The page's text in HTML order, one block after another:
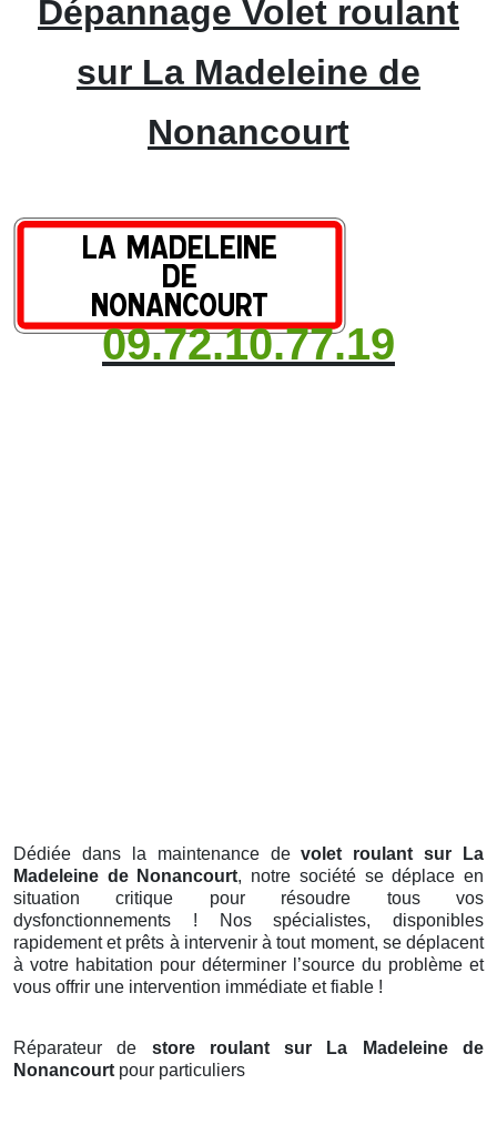
Dépannage Volet roulant
sur La Madeleine de
Nonancourt
09.72.10.77.19
Dédiée dans la maintenance devolet roulant sur La
Madeleine de Nonancourt, notre société se déplace en
situation critique pour résoudre tous vos
dysfonctionnements ! Nos spécialistes, disponibles
rapidement et prêts à intervenir à tout moment, se déplacent
à votre habitation pour déterminer l’source du problème et
vous offrir une intervention immédiate et fiable !
Réparateur de store roulant sur La Madeleine de
Nonancourt pour particuliers